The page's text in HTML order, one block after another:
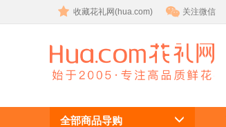
收藏花礼网(hua.com) 关注微信
自选鲜花
全部商品导购